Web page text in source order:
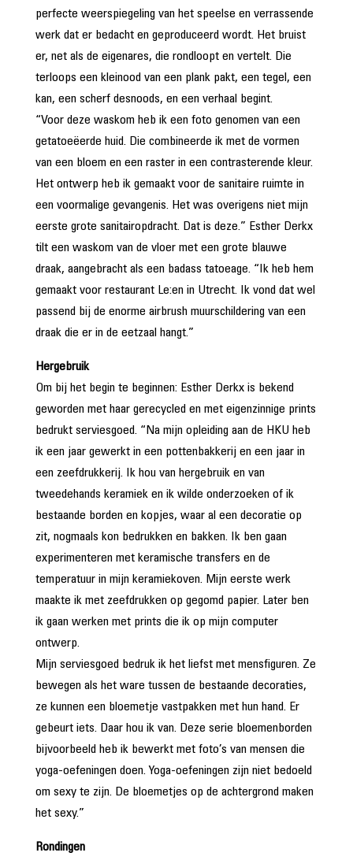
perfecte weerspiegeling van het speelse en verrassende
werk dat er bedacht en geproduceerd wordt. Het bruist
er, net als de eigenares, die rondloopt en vertelt. Die
terloops een kleinood van een plank pakt, een tegel, een
kan, een scherf desnoods, en een verhaal begint.
“Voor deze waskom heb ik een foto genomen van een
getatoeëerde huid. Die combineerde ik met de vormen
van een bloem en een raster in een contrasterende kleur.
Het ontwerp heb ik gemaakt voor de sanitaire ruimte in
een voormalige gevangenis. Het was overigens niet mijn
eerste grote sanitairopdracht. Dat is deze.” Esther Derkx
tilt een waskom van de vloer met een grote blauwe
draak, aangebracht als een badass tatoeage. “Ik heb hem
gemaakt voor restaurant Le:en in Utrecht. Ik vond dat wel
passend bij de enorme airbrush muurschildering van een
draak die er in de eetzaal hangt.”
Hergebruik
Om bij het begin te beginnen: Esther Derkx is bekend
geworden met haar gerecycled en met eigenzinnige prints
bedrukt serviesgoed. “Na mijn opleiding aan de HKU heb
ik een jaar gewerkt in een pottenbakkerij en een jaar in
een zeefdrukkerij. Ik hou van hergebruik en van
tweedehands keramiek en ik wilde onderzoeken of ik
bestaande borden en kopjes, waar al een decoratie op
zit, nogmaals kon bedrukken en bakken. Ik ben gaan
experimenteren met keramische transfers en de
temperatuur in mijn keramiekoven. Mijn eerste werk
maakte ik met zeefdrukken op gegomd papier. Later ben
ik gaan werken met prints die ik op mijn computer
ontwerp.
Mijn serviesgoed bedruk ik het liefst met mensfiguren. Ze
bewegen als het ware tussen de bestaande decoraties,
ze kunnen een bloemetje vastpakken met hun hand. Er
gebeurt iets. Daar hou ik van. Deze serie bloemenborden
bijvoorbeeld heb ik bewerkt met foto’s van mensen die
yoga-oefeningen doen. Yoga-oefeningen zijn niet bedoeld
om sexy te zijn. De bloemetjes op de achtergrond maken
het sexy.”
Rondingen